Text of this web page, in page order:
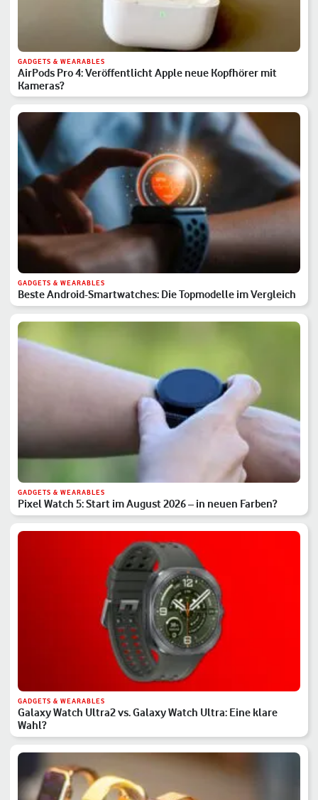
GADGETS & WEARABLES
AirPods Pro 4: Veröffentlicht Apple neue Kopfhörer mit
Kameras?
GADGETS & WEARABLES
Beste Android-Smartwatches: Die Topmodelle im Vergleich
GADGETS & WEARABLES
Pixel Watch 5: Start im August 2026 – in neuen Farben?
GADGETS & WEARABLES
Galaxy Watch Ultra2 vs. Galaxy Watch Ultra: Eine klare
Wahl?